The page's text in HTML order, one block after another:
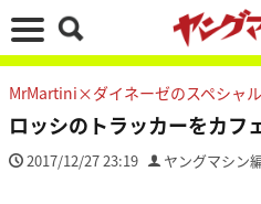
MrMartini×ダイネーゼのスペシャ
ロッシのトラッカーをカフ
2017/12/27 23:19 ヤングマシン